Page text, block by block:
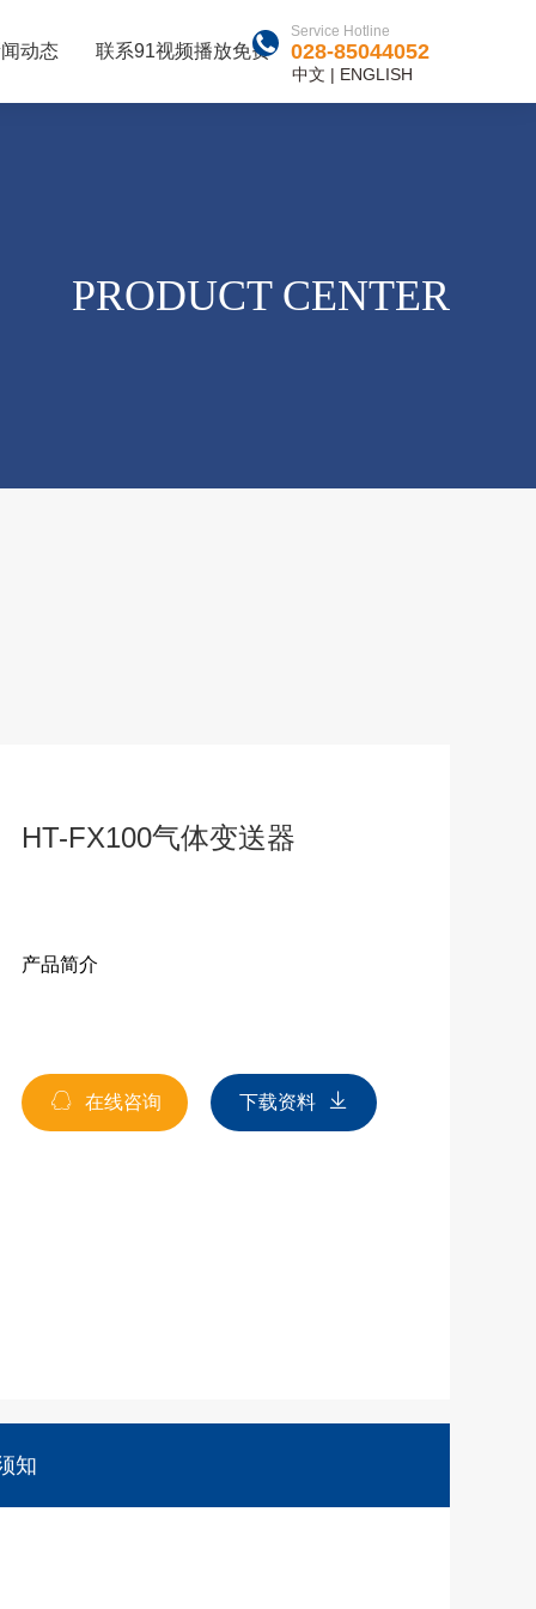
动态 联系91视频播放免费
Service Hotline
028-85044052
中文 | ENGLISH
PRODUCT CENTER
HT-FX100气体变送器
产品简介
在线咨询 下载资料
知